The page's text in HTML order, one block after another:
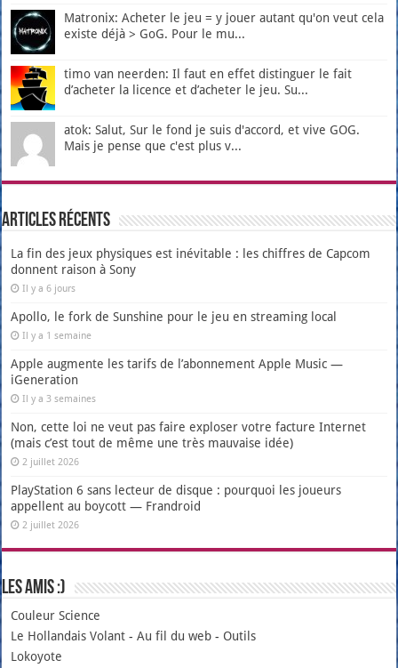
Matronix: Acheter le jeu = y jouer autant qu'on veut cela
existe déjà > GoG. Pour le mu...
timo van neerden: Il faut en effet distinguer le fait
d’acheter la licence et d’acheter le jeu. Su...
atok: Salut, Sur le fond je suis d'accord, et vive GOG.
Mais je pense que c'est plus v...
Articles récents
La fin des jeux physiques est inévitable : les chiffres de Capcom
donnent raison à Sony
Il y a 6 jours
Apollo, le fork de Sunshine pour le jeu en streaming local
Il y a 1 semaine
Apple augmente les tarifs de l’abonnement Apple Music —
iGeneration
Il y a 3 semaines
Non, cette loi ne veut pas faire exploser votre facture Internet
(mais c’est tout de même une très mauvaise idée)
2 juillet 2026
PlayStation 6 sans lecteur de disque : pourquoi les joueurs
appellent au boycott — Frandroid
2 juillet 2026
Les amis :)
Couleur Science
Le Hollandais Volant -Au fil du web - Outils
Lokoyote